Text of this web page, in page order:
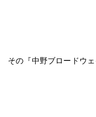
その『中野ブロードウ